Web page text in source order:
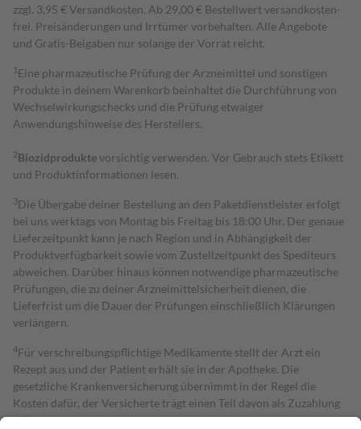
zzgl. 3,95 € Versandkosten. Ab 29,00 € Bestell­wert versand­kosten­
frei. Preisänderungen und Irrtümer vorbehalten. Alle Angebote
und Gratis-Beigaben nur solange der Vorrat reicht.
1 Eine pharmazeutische Prüfung der Arzneimittel und sonstigen
Produkte in deinem Warenkorb beinhaltet die Durchführung von
Wechselwirkungschecks und die Prüfung etwaiger
Anwendungshinweise des Herstellers.
2Biozidproduktevorsichtig verwenden. Vor Gebrauch stets Etikett
und Produktinformationen lesen.
3Die Übergabe deiner Bestellung an den Paketdienstleister erfolgt
bei uns werktags von Montag bis Freitag bis 18:00 Uhr. Der genaue
Lieferzeitpunkt kann je nach Region und in Abhängigkeit der
Produktverfügbarkeit sowie vom Zustellzeitpunkt des Spediteurs
abweichen. Darüber hinaus können notwendige pharmazeutische
Prüfungen, die zu deiner Arzneimittelsicherheit dienen, die
Lieferfrist um die Dauer der Prüfungen einschließlich Klärungen
verlängern.
4Für verschreibungspflichtige Medikamente stellt der Arzt ein
Rezept aus und der Patient erhält sie in der Apotheke. Die
gesetzliche Krankenversicherung übernimmt in der Regel die
Kosten dafür, der Versicherte trägt einen Teil davon als Zuzahlung
mit.